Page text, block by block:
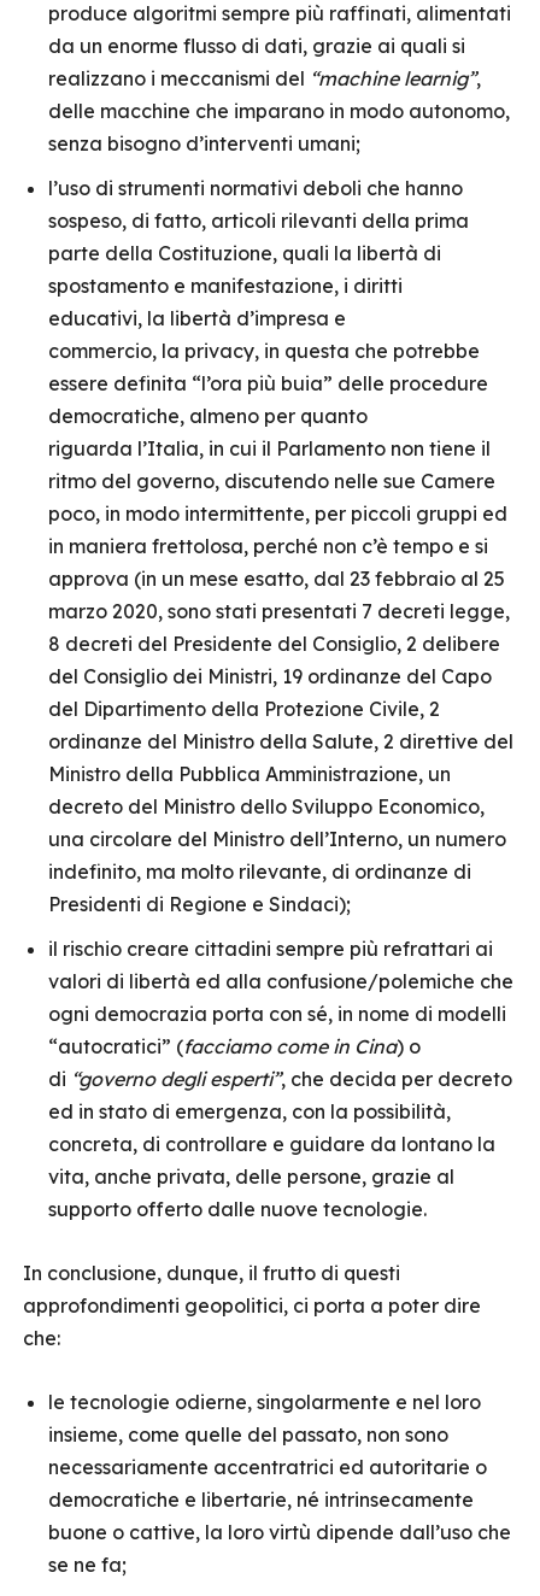
produce algoritmi sempre più raffinati, alimentati
da un enorme flusso di dati, grazie ai quali si
realizzano i meccanismi del “machine learnig”,
delle macchine che imparano in modo autonomo,
senza bisogno d’interventi umani;
l’uso di strumenti normativi deboli che hanno
sospeso, di fatto, articoli rilevanti della prima
parte della Costituzione, quali la libertà di
spostamento e manifestazione, i diritti
educativi, la libertà d’impresa e
commercio, la privacy, in questa che potrebbe
essere definita “l’ora più buia” delle procedure
democratiche, almeno per quanto
riguarda l’Italia, in cui il Parlamento non tiene il
ritmo del governo, discutendo nelle sue Camere
poco, in modo intermittente, per piccoli gruppi ed
in maniera frettolosa, perché non c’è tempo e si
approva (in un mese esatto, dal 23 febbraio al 25
marzo 2020, sono stati presentati 7 decreti legge,
8 decreti del Presidente del Consiglio, 2 delibere
del Consiglio dei Ministri, 19 ordinanze del Capo
del Dipartimento della Protezione Civile, 2
ordinanze del Ministro della Salute, 2 direttive del
Ministro della Pubblica Amministrazione, un
decreto del Ministro dello Sviluppo Economico,
una circolare del Ministro dell’Interno, un numero
indefinito, ma molto rilevante, di ordinanze di
Presidenti di Regione e Sindaci);
il rischio creare cittadini sempre più refrattari ai
valori di libertà ed alla confusione/polemiche che
ogni democrazia porta con sé, in nome di modelli
“autocratici” (facciamo come in Cina) o
di “governo degli esperti”, che decida per decreto
ed in stato di emergenza, con la possibilità,
concreta, di controllare e guidare da lontano la
vita, anche privata, delle persone, grazie al
supporto offerto dalle nuove tecnologie.
In conclusione, dunque, il frutto di questi
approfondimenti geopolitici, ci porta a poter dire
che:
le tecnologie odierne, singolarmente e nel loro
insieme, come quelle del passato, non sono
necessariamente accentratrici ed autoritarie o
democratiche e libertarie, né intrinsecamente
buone o cattive, la loro virtù dipende dall’uso che
se ne fa;